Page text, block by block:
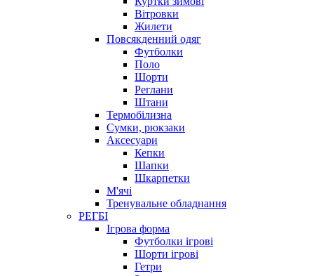
Вітровки
Жилети
Повсякденний одяг
Футболки
Поло
Шорти
Реглани
Штани
Термобілизна
Сумки, рюкзаки
Аксесуари
Кепки
Шапки
Шкарпетки
М'ячі
Тренувальне обладнання
РЕГБІ
Ігрова форма
Футболки ігрові
Шорти ігрові
Гетри